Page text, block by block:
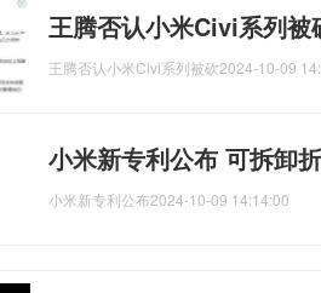
王腾否认小米Civi系列被
王腾否认小米Civi系列被砍2024-10-09
小米新专利公布 可拆卸
小米新专利公布2024-10-09 14:14:00